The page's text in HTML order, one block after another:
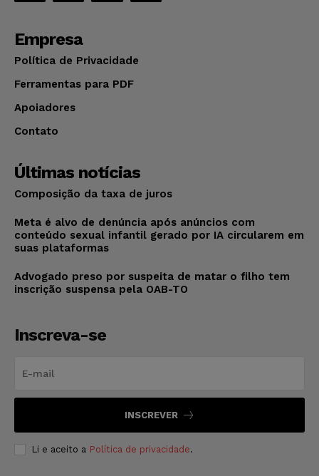
Empresa
Política de Privacidade
Ferramentas para PDF
Apoiadores
Contato
Últimas notícias
Composição da taxa de juros
Meta é alvo de denúncia após anúncios com
conteúdo sexual infantil gerado por IA circularem em
suas plataformas
Advogado preso por suspeita de matar o filho tem
inscrição suspensa pela OAB-TO
Inscreva-se
INSCREVER
Li e aceito a Política de privacidade.